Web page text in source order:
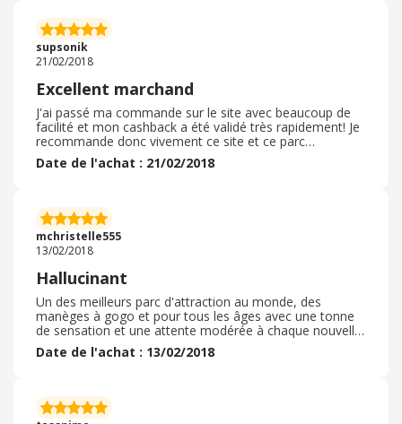
supsonik
21/02/2018
Excellent marchand
J'ai passé ma commande sur le site avec beaucoup de
facilité et mon cashback a été validé très rapidement! Je
recommande donc vivement ce site et ce parc
d'attraction qui est très agréable surtout en été avec son
parc aquatique!
Date de l'achat : 21/02/2018
mchristelle555
13/02/2018
Hallucinant
Un des meilleurs parc d'attraction au monde, des
manèges à gogo et pour tous les âges avec une tonne
de sensation et une attente modérée à chaque nouvelle
activité. Prix très abordable pour l' entrée du parc et pour
la restauration. Belle animation, journée inoubliable.
Date de l'achat : 13/02/2018